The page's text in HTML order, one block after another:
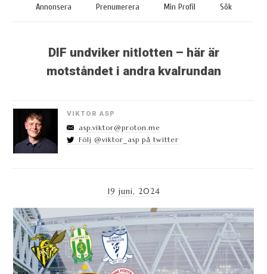
Annonsera Prenumerera Min Profil Sök
DIF undviker nitlotten – här är
motståndet i andra kvalrundan
VIKTOR ASP
asp.viktor@proton.me
Följ @viktor_asp på twitter
19 juni, 2024